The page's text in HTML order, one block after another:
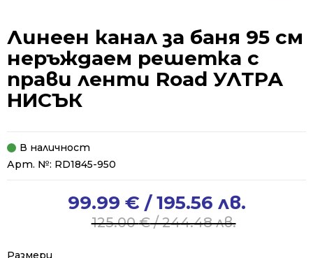
Линеен канал за баня 95 см
неръждаем решетка с
прави ленти Road УЛТРА
НИСЪК
В наличност
Арт. №: RD1845-950
125.00€/ 244.48 лв.
125.00 €
99.99 € / 195.56 лв.
99.99 €